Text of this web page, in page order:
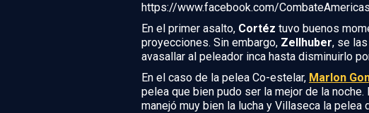
https://www.facebook.com/
En el primer asalto, Cortéz tuvo buenos
proyecciones. Sin embargo, Zellhuber, se
avasallar al peleador inca hasta disminuirlo
En el caso de la pelea Co-estelar, Marlon
pelea que bien pudo ser la mejor de la
manejó muy bien la lucha y Villaseca la pelea